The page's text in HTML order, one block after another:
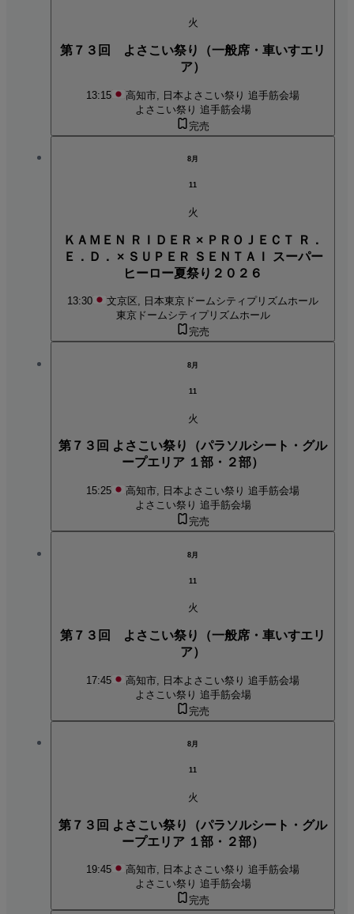
火
第７３回 よさこい祭り（一般席・車いすエリ
ア）
13:15 高知市, 日本 よさこい祭り 追手筋会場
よさこい祭り 追手筋会場
完売
8月
11
火
ＫＡＭＥＮ ＲＩＤＥＲ × ＰＲＯＪＥＣＴ Ｒ．
Ｅ．Ｄ． × ＳＵＰＥＲ ＳＥＮＴＡＩ スーパー
ヒーロー夏祭り２０２６
13:30 文京区, 日本東京ドームシティプリズムホール
東京ドームシティプリズムホール
完売
8月
11
火
第７３回 よさこい祭り（パラソルシート・グル
ープエリア １部・２部）
15:25 高知市, 日本 よさこい祭り 追手筋会場
よさこい祭り 追手筋会場
完売
8月
11
火
第７３回 よさこい祭り（一般席・車いすエリ
ア）
17:45 高知市, 日本 よさこい祭り 追手筋会場
よさこい祭り 追手筋会場
完売
8月
11
火
第７３回 よさこい祭り（パラソルシート・グル
ープエリア １部・２部）
19:45 高知市, 日本よさこい祭り 追手筋会場
よさこい祭り 追手筋会場
完売